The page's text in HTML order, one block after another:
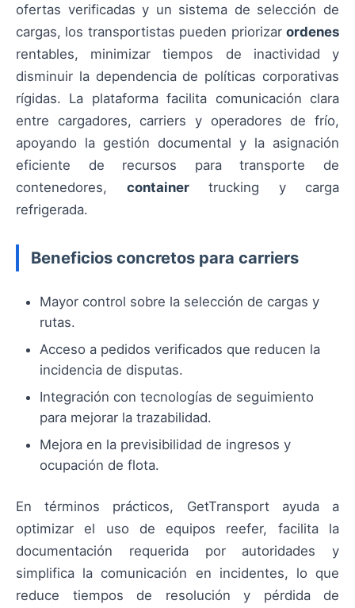
ofertas verificadas y un sistema de selección de
cargas, los transportistas pueden priorizar ordenes
rentables, minimizar tiempos de inactividad y
disminuir la dependencia de políticas corporativas
rígidas. La plataforma facilita comunicación clara
entre cargadores, carriers y operadores de frío,
apoyando la gestión documental y la asignación
eficiente de recursos para transporte de
contenedores, containertrucking y carga
refrigerada.
Beneficios concretos para carriers
Mayor control sobre la selección de cargas y
rutas.
Acceso a pedidos verificados que reducen la
incidencia de disputas.
Integración con tecnologías de seguimiento
para mejorar la trazabilidad.
Mejora en la previsibilidad de ingresos y
ocupación de flota.
En términos prácticos, GetTransport ayuda a
optimizar el uso de equipos reefer, facilita la
documentación requerida por autoridades y
simplifica la comunicación en incidentes, lo que
reduce tiempos de resolución y pérdida de